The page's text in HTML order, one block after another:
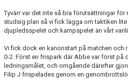
Tyvärr var det inte så bra förutsättningar
studsig plan så vi fick lägga om taktiken
djupledsspelet och kampspelet än vårt
Vi fick dock en kanonstart på matchen och
0-2. Först en frispark där Abbe var först på
ledningsmålet, och omgående därefter
Filip J frispelades genom en